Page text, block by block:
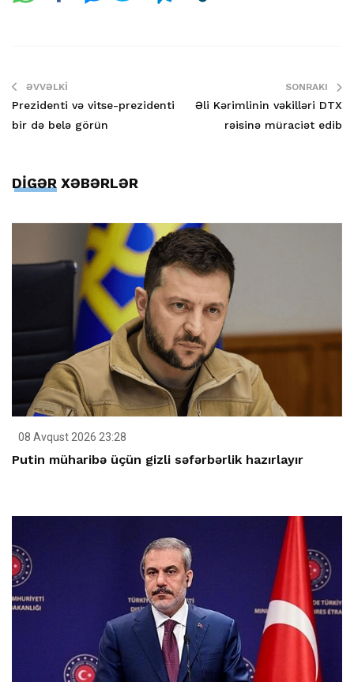
ƏVVƏLKI
Prezidenti və vitse-prezidenti
bir də belə görün
SONRAKI
Əli Kərimlinin vəkilləri DTX
rəisinə müraciət edib
DİGƏR XƏBƏRLƏR
08 Avqust 2026 23:28
Putin müharibə üçün gizli səfərbərlik hazırlayır